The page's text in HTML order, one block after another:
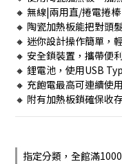
🔸 無線|兩用直/捲電捲
🔸 陶瓷加熱板能把對頭
🔸 迷你設計操作簡單，
🔸 安全鎖裝置，攜帶便
🔸 鋰電池，使用USB
🔸 充飽電最高可連續使
🔸 附有加熱板鎖確保收
指定分類，全館滿